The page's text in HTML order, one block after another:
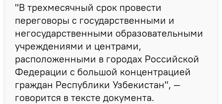
"В трехмесячный срок провести
переговоры с государственными и
негосударственными образовательными
учреждениями и центрами,
расположенными в городах Российской
Федерации с большой концентрацией
граждан Республики Узбекистан", —
говорится в тексте документа.